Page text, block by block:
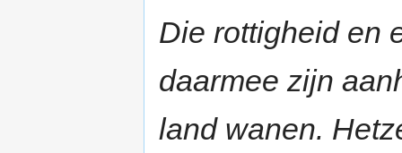
Die rottigheid en
daarmee zijn
land wanen.